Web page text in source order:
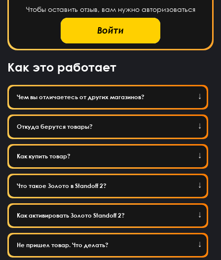
Чтобы оставить отзыв, вам нужно авторизоваться
Войти
Как это работает
Чем вы отличаетесь от других магазинов?
Откуда берутся товары?
Как купить товар?
Что такое Золото в Standoff 2?
Как активировать Золото Standoff 2?
Не пришел товар. Что делать?